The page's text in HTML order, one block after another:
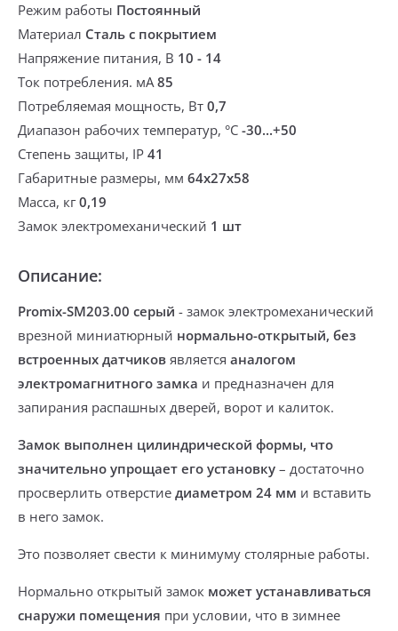
Режим работы Постоянный
Материал Сталь с покрытием
Напряжение питания, В 10 - 14
Ток потребления. мА85
Потребляемая мощность, Вт 0,7
Диапазон рабочих температур, °С -30...+50
Степень защиты, IP 41
Габаритные размеры, мм 64х27х58
Масса, кг0,19
Замок электромеханический 1 шт
Описание:
Promix-SM203.00 серый - замок электромеханический
врезной миниатюрный нормально-открытый, без
встроенных датчиков является аналогом
электромагнитного замка и предназначен для
запирания распашных дверей, ворот и калиток.
Замок выполнен цилиндрической формы, что
значительно упрощает его установку – достаточно
просверлить отверстие диаметром 24 мм и вставить
в него замок.
Это позволяет свести к минимуму столярные работы.
Нормально открытый замок может устанавливаться
снаружи помещения при условии, что в зимнее